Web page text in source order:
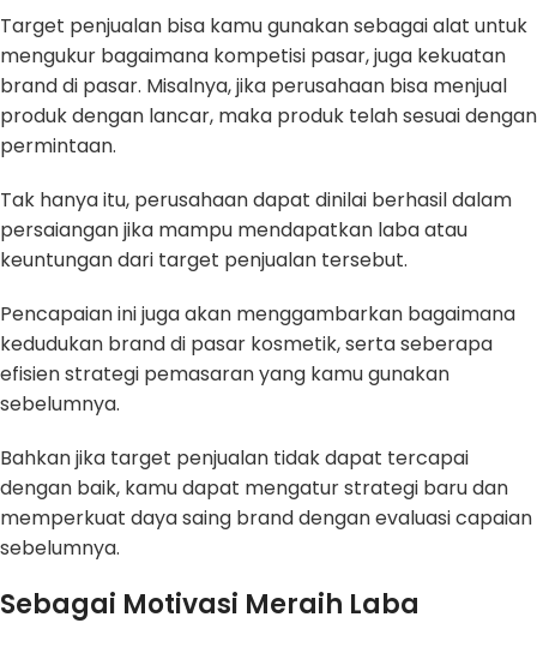
Target penjualan bisa kamu gunakan sebagai alat untuk
mengukur bagaimana kompetisi pasar, juga kekuatan
brand di pasar. Misalnya, jika perusahaan bisa menjual
produk dengan lancar, maka produk telah sesuai dengan
permintaan.
Tak hanya itu, perusahaan dapat dinilai berhasil dalam
persaiangan jika mampu mendapatkan laba atau
keuntungan dari target penjualan tersebut.
Pencapaian ini juga akan menggambarkan bagaimana
kedudukan brand di pasar kosmetik, serta seberapa
efisien strategi pemasaran yang kamu gunakan
sebelumnya.
Bahkan jika target penjualan tidak dapat tercapai
dengan baik, kamu dapat mengatur strategi baru dan
memperkuat daya saing brand dengan evaluasi capaian
sebelumnya.
Sebagai Motivasi Meraih Laba